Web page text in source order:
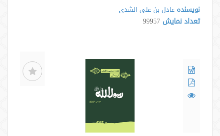
نویسنده عادل بن علی الشدی
تعداد نمایش 99957